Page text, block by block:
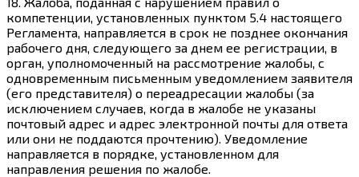
компетенции, установленных пунктом 5.4 настоящего
Регламента, направляется в срок не позднее окончания
рабочего дня, следующего за днем ее регистрации, в
орган, уполномоченный на рассмотрение жалобы, с
одновременным письменным уведомлением заявителя
(его представителя) о переадресации жалобы (за
исключением случаев, когда в жалобе не указаны
почтовый адрес и адрес электронной почты для ответа
или они не поддаются прочтению). Уведомление
направляется в порядке, установленном для
направления решения по жалобе.